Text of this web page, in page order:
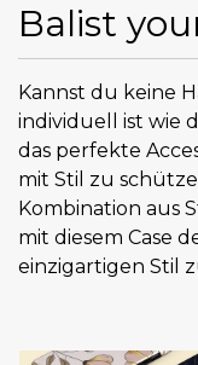
Balist
Kannst du keine
individuell ist wie
das perfekte
mit Stil zu
Kombination aus
mit diesem Case
einzigartigen Stil